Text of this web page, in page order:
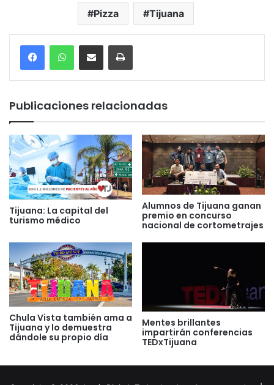
Pizza Tijuana
Compartir por correo electrónicoImprimir
Publicaciones relacionadas
Tijuana: La capital del
turismo médico
Alumnos de Tijuana ganan
premio en concurso
nacional de cortometrajes
Chula Vista también ama a
Tijuana y lo demuestra
dándole su propio día
Mentes brillantes
impartirán conferencias
TEDxTijuana